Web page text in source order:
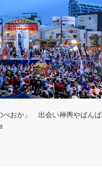
べおか」 出会い神輿やばんば